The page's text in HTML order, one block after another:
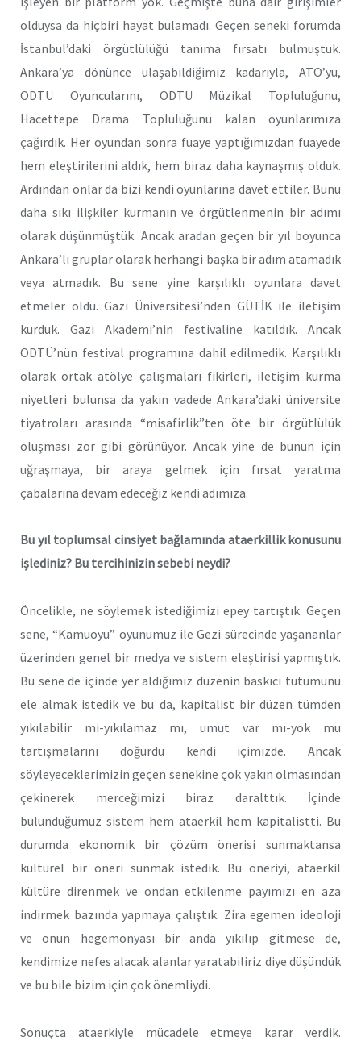
olduysa da hiçbiri hayat bulamadı. Geçen seneki forumda
İstanbul’daki örgütlülüğü tanıma fırsatı bulmuştuk.
Ankara’ya dönünce ulaşabildiğimiz kadarıyla, ATO’yu,
ODTÜ Oyuncularını, ODTÜ Müzikal Topluluğunu,
Hacettepe Drama Topluluğunu kalan oyunlarımıza
çağırdık. Her oyundan sonra fuaye yaptığımızdan fuayede
hem eleştirilerini aldık, hem biraz daha kaynaşmış olduk.
Ardından onlar da bizi kendi oyunlarına davet ettiler. Bunu
daha sıkı ilişkiler kurmanın ve örgütlenmenin bir adımı
olarak düşünmüştük. Ancak aradan geçen bir yıl boyunca
Ankara’lı gruplar olarak herhangi başka bir adım atamadık
veya atmadık. Bu sene yine karşılıklı oyunlara davet
etmeler oldu. Gazi Üniversitesi’nden GÜTİK ile iletişim
kurduk. Gazi Akademi’nin festivaline katıldık. Ancak
ODTÜ’nün festival programına dahil edilmedik. Karşılıklı
olarak ortak atölye çalışmaları fikirleri, iletişim kurma
niyetleri bulunsa da yakın vadede Ankara’daki üniversite
tiyatroları arasında “misafirlik”ten öte bir örgütlülük
oluşması zor gibi görünüyor. Ancak yine de bunun için
uğraşmaya, bir araya gelmek için fırsat yaratma
çabalarına devam edeceğiz kendi adımıza.
Bu yıl toplumsal cinsiyet bağlamında ataerkillik konusunu
işlediniz? Bu tercihinizin sebebi neydi?
Öncelikle, ne söylemek istediğimizi epey tartıştık. Geçen
sene, “Kamuoyu” oyunumuz ile Gezi sürecinde yaşananlar
üzerinden genel bir medya ve sistem eleştirisi yapmıştık.
Bu sene de içinde yer aldığımız düzenin baskıcı tutumunu
ele almak istedik ve bu da, kapitalist bir düzen tümden
yıkılabilir mi-yıkılamaz mı, umut var mı-yok mu
tartışmalarını doğurdu kendi içimizde. Ancak
söyleyeceklerimizin geçen senekine çok yakın olmasından
çekinerek merceğimizi biraz daralttık. İçinde
bulunduğumuz sistem hem ataerkil hem kapitalistti. Bu
durumda ekonomik bir çözüm önerisi sunmaktansa
kültürel bir öneri sunmak istedik. Bu öneriyi, ataerkil
kültüre direnmek ve ondan etkilenme payımızı en aza
indirmek bazında yapmaya çalıştık. Zira egemen ideoloji
ve onun hegemonyası bir anda yıkılıp gitmese de,
kendimize nefes alacak alanlar yaratabiliriz diye düşündük
ve bu bile bizim için çok önemliydi.
Sonuçta ataerkiyle mücadele etmeye karar verdik.